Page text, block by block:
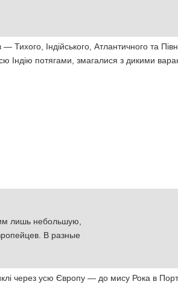
Індійського, Атлантичного та
Індію потягами, змагалися з дикими
лишь небольшую,
В разные
через усю Європу — до мису Рока в